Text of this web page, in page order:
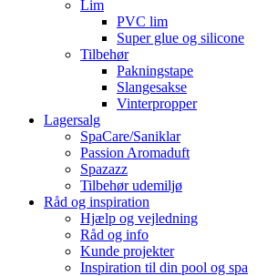
Lim
PVC lim
Super glue og silicone
Tilbehør
Pakningstape
Slangesakse
Vinterpropper
Lagersalg
SpaCare/Saniklar
Passion Aromaduft
Spazazz
Tilbehør udemiljø
Råd og inspiration
Hjælp og vejledning
Råd og info
Kunde projekter
Inspiration til din pool og spa